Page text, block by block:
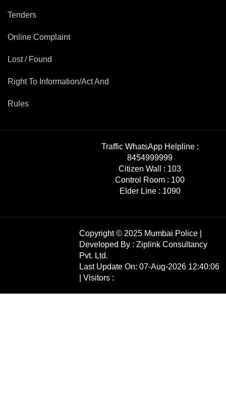
Tenders
Online Complaint
Lost / Found
Right To Information/Act And
Rules
Traffic WhatsApp Helpline :
8454999999
Citizen Wall : 103
Control Room : 100
Elder Line : 1090
Copyright © 2025 Mumbai Police |
Developed By : Ziplink Consultancy
Pvt. Ltd.
Last Update On: 07-Aug-2026 12:40:06
| Visitors :